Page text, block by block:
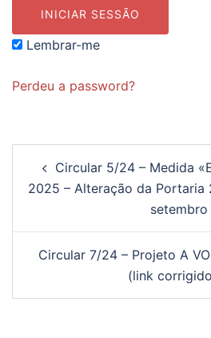
Lembrar-me
Perdeu a password?
artigos
Circular 5/24 – Medida
2025 – Alteração da
setembro
Circular 7/24 – Projeto A
(link